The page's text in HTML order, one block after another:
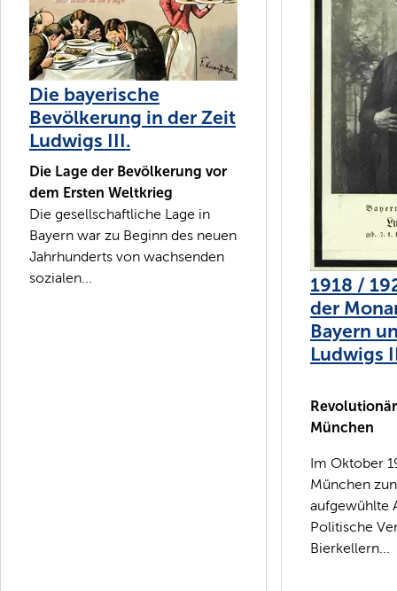
Die bayerische
Bevölkerung in der Zeit
Ludwigs III.
Die Lage der Bevölkerung vor
dem Ersten Weltkrieg
Die gesellschaftliche Lage in
Bayern war zu Beginn des neuen
Jahrhunderts von wachsenden
sozialen...
1918 /
der
Bayern
Ludwigs
München
Im Oktober
München
aufgewühlte
Politische
Bierkellern...